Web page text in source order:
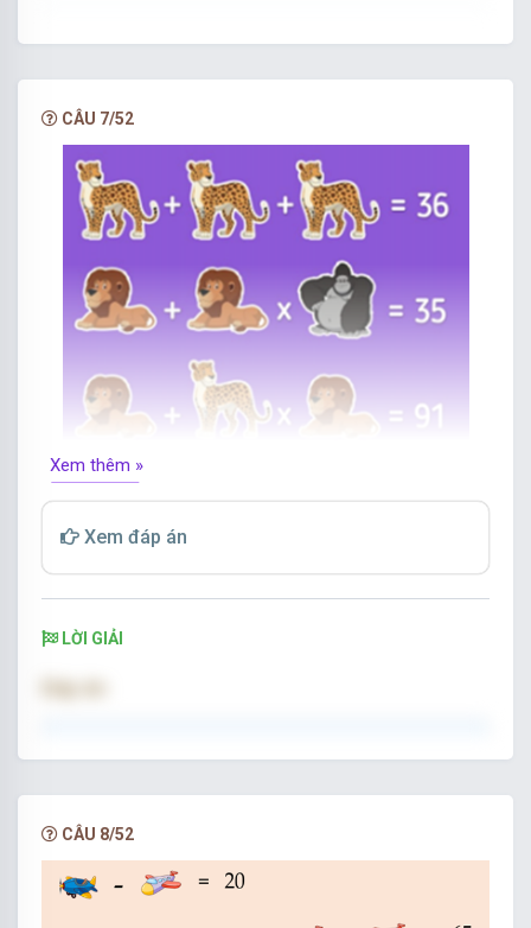
Dòng 1 hình màu tím có 8 cạnh, ta có: 8 + 8 + 8 =
Dòng 2 mỗi chùm táo có 3 quả, ta có: 3 + 3 + 8 =
Dòng 3 mỗi đồng hồ chỉ hai giờ ta có: 3 + 2 + 2 =
Dòng 4 đồng hồ chỉ 1 giờ, mỗi chùm táo có 2
quả, hình màu tím có 6 cạnh
ta có: 1 + 2 + 2 + 6 = 11
CÂU 7/52
Điền số thích hợp vào dấu hỏi chấm.
Xem thêm »
Xem đáp án
LỜI GIẢI
Đáp án:
Báo = 12; Sư Tử = 7, Vượn = 4.
Sư tử + 2 vượn + báo = 7 + 2 × 4 + 12 = 27
CÂU 8/52